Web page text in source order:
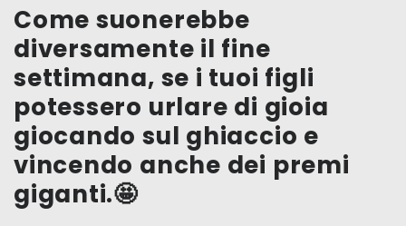
Come suonerebbe
diversamente il fine
settimana, se i tuoi figli
potessero urlare di gioia
giocando sul ghiaccio e
vincendo anche dei premi
giganti.🤩